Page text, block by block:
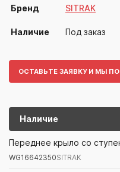
Бренд SITRAK
Наличие Под заказ
ОСТАВЬТЕ ЗАЯВКУ И МЫ
Наличие
Артикул/Бренд
WG16642350SITRAK
Переднее крыло со
WG16642350SITRAK